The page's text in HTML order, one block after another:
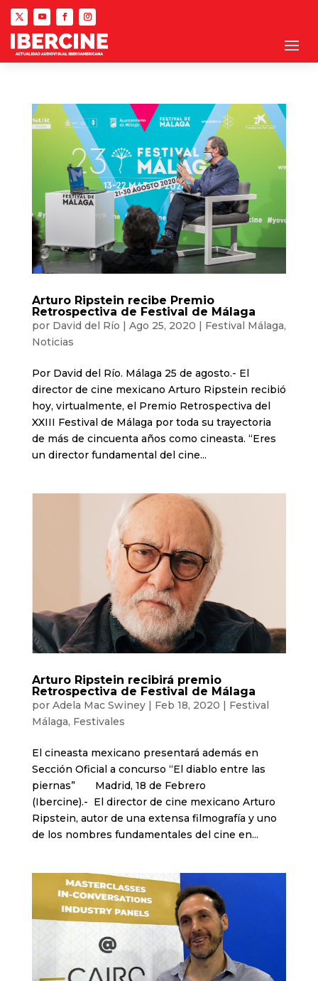
Arturo Ripstein recibe Premio
Retrospectiva de Festival de Málaga
por David del Río | Ago 25, 2020 | Festival Málaga,
Noticias
Por David del Río. Málaga 25 de agosto.- El
director de cine mexicano Arturo Ripstein recibió
hoy, virtualmente, el Premio Retrospectiva del
XXIII Festival de Málaga por toda su trayectoria
de más de cincuenta años como cineasta. “Eres
un director fundamental del cine...
Arturo Ripstein recibirá premio
Retrospectiva de Festival de Málaga
por Adela Mac Swiney| Feb 18, 2020 | Festival
Málaga, Festivales
El cineasta mexicano presentará además en
Sección Oficial a concurso “El diablo entre las
piernas” Madrid, 18 de Febrero
(Ibercine).- El director de cine mexicano Arturo
Ripstein, autor de una extensa filmografía y uno
de los nombres fundamentales del cine en...